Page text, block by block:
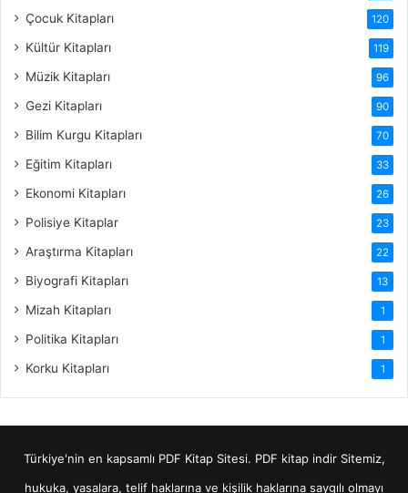
Çocuk Kitapları 120
Kültür Kitapları 119
Müzik Kitapları 96
Gezi Kitapları 90
Bilim Kurgu Kitapları 70
Eğitim Kitapları 33
Ekonomi Kitapları 26
Polisiye Kitaplar 23
Araştırma Kitapları 22
Biyografi Kitapları 13
Mizah Kitapları 1
Politika Kitapları 1
Korku Kitapları 1
Türkiye'nin en kapsamlı PDF Kitap Sitesi. PDF kitap indirSitemiz,
hukuka, yasalara, telif haklarına ve kişilik haklarına saygılı olmayı